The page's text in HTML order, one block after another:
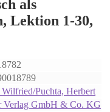
als
Lektion 1-30,
Puchta, Herbert
Verlag GmbH & Co. KG